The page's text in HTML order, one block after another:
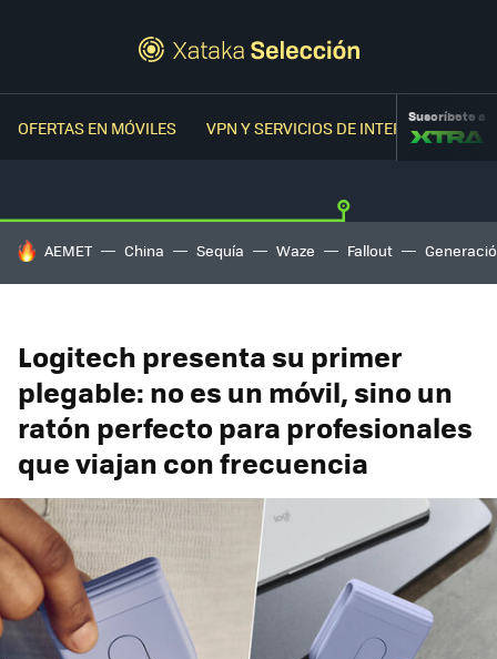
OFERTAS EN MÓVILES VPN Y SERVICIOS DE INTERNETSuscríbete a
HOY SE HABLA DE
AEMET China Sequía Waze Fallout
Logitech presenta su primer
plegable: no es un móvil, sino un
ratón perfecto para profesionales
que viajan con frecuencia